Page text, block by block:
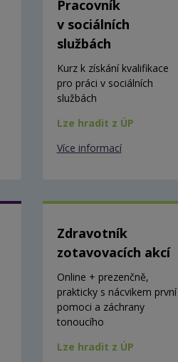
Pracovník
v sociálních
službách
Kurz k získání kvalifikace
pro práci v sociálních
službách
Lze hradit z ÚP
Více informací
Zdravotník
zotavovacích akcí
Online + prezenčně,
prakticky s nácvikem první
pomoci a záchrany
tonoucího
Lze hradit z ÚP